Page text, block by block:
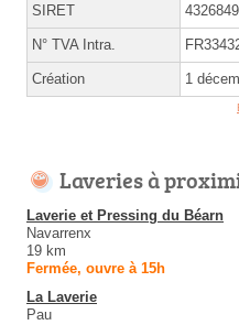
SIRET
N° TVA Intra.
Création 1
Laveries à
Laverie et Pressing du Béarn
Navarrenx
19 km
Fermée, ouvre à 15h
La Laverie
Pau